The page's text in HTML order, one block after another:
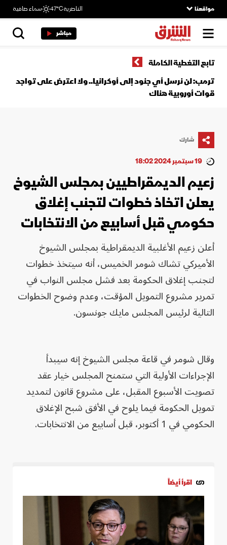
مواقعنا الناصرية47°C سماء صافية
مباشر
تابع التغطية الكاملة
ترمب: لن نرسل أي جنود إلى أوكرانيا.. ولا اعترض على تواجد
قوات أوروبية هناك
شارك
19 سبتمبر 2024 18:02
زعيم الديمقراطيين بمجلس الشيوخ
يعلن اتخاذ خطوات لتجنب إغلاق
حكومي قبل أسابيع من الانتخابات
أعلن زعيم الأغلبية الديمقراطية بمجلس الشيوخ
الأميركي تشاك شومر الخميس، أنه سيتخذ خطوات
لتجنب إغلاق الحكومة بعد فشل مجلس النواب في
تمرير مشروع التمويل المؤقت، وعدم وضوح الخطوات
التالية لرئيس المجلس مايك جونسون.
وقال شومر في قاعة مجلس الشيوخ إنه سيبدأ
الإجراءات الأولية التي ستمنح المجلس خيار عقد
تصويت الأسبوع المقبل، على مشروع قانون لتمديد
تمويل الحكومة فيما يلوح في الأفق شبح الإغلاق
الحكومي في 1 أكتوبر، قبل أسابيع من الانتخابات.
اقرأ أيضاً